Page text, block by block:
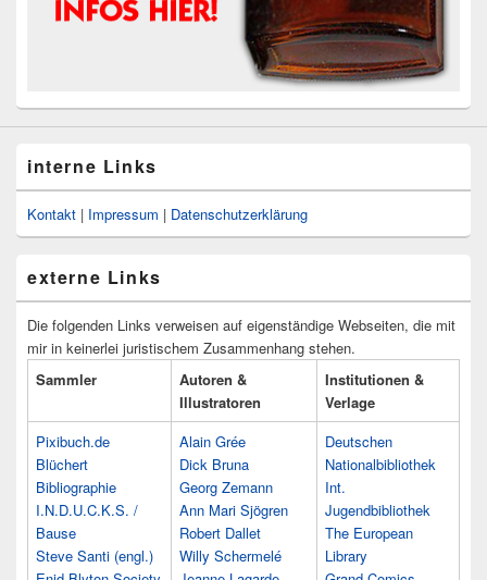
interne Links
Kontakt | Impressum | Datenschutzerklärung
externe Links
Die folgenden Links verweisen auf eigenständige Webseiten, die mit
mir in keinerlei juristischem Zusammenhang stehen.
Sammler
Autoren &
Illustratoren
Institutionen &
Verlage
Pixibuch.de
Blüchert
Bibliographie
I.N.D.U.C.K.S. /
Bause
Steve Santi (engl.)
Alain Grée
Dick Bruna
Georg Zemann
Ann Mari Sjögren
Robert Dallet
Willy Schermelé
Deutschen
Nationalbibliothek
Int.
Jugendbibliothek
The European
Library